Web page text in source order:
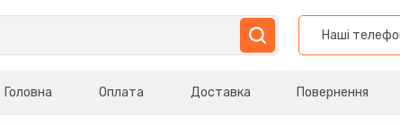
Наші
Головна Оплата Доставка Повернення